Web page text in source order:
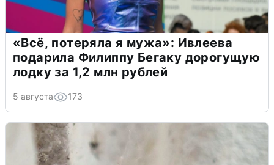
«Всё, потеряла я мужа»: Ивлеева
подарила Филиппу Бегаку дорогущую
лодку за 1,2 млн рублей
5 августа 173